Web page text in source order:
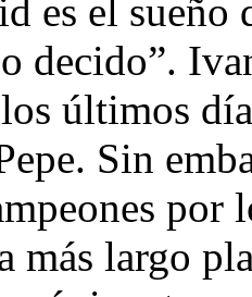
es el sueño
decido”.
últimos
Sin
por
más largo